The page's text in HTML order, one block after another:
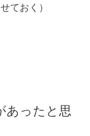
ておく）
あったと思